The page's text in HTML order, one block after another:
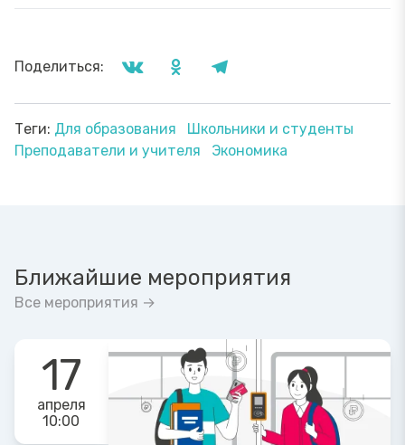
Поделиться:
Теги: Для образования
Школьники и студенты
Преподаватели и учителя
Экономика
Ближайшие мероприятия
Все мероприятия →
17
апреля
10:00